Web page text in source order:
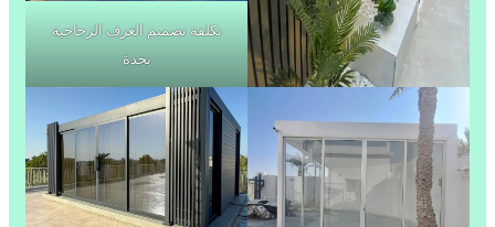
تكلفة تصميم الغرف الزجاجية
بجدة